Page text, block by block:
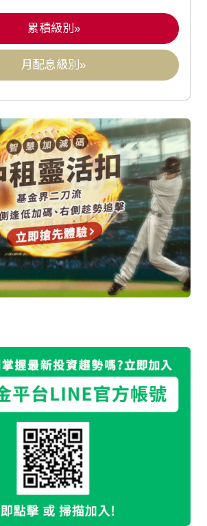
累積級別»
月配息級別»